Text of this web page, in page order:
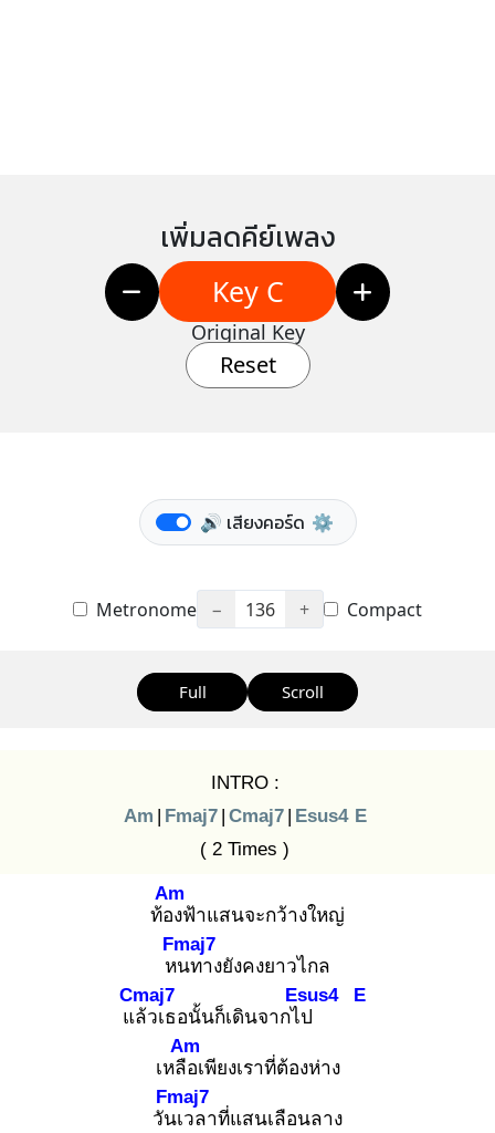
เพิ่มลดคีย์เพลง
Key C
Original Key
Reset
🔊 เสียงคอร์ด ⚙️
Metronome − 136 + Compact
Full Scroll
INTRO :
Am | Fmaj7 | Cmaj7 | Esus4 E
( 2 Times )
ท้อง
Am
ฟ้าแสนจะกว้างใหญ่
หน
Fmaj7
ทางยังคงยาวไกล
แล้
Cmaj7
วเธอนั้นก็เดินจากไป
Esus4 E
เหลือ
Am
เพียงเราที่ต้องห่าง
วันเ
Fmaj7
วลาที่แสนเลือนลาง